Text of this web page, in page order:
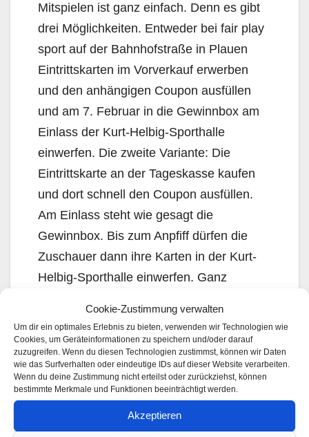
Cookie-Zustimmung verwalten
Um dir ein optimales Erlebnis zu bieten, verwenden wir Technologien wie
Cookies, um Geräteinformationen zu speichern und/oder darauf
zuzugreifen. Wenn du diesen Technologien zustimmst, können wir Daten
wie das Surfverhalten oder eindeutige IDs auf dieser Website verarbeiten.
Wenn du deine Zustimmung nicht erteilst oder zurückziehst, können
bestimmte Merkmale und Funktionen beeinträchtigt werden.
Akzeptieren
Mitspielen ist ganz einfach. Denn es gibt
drei Möglichkeiten. Entweder bei fair play
sport auf der Bahnhofstraße in Plauen
Eintrittskarten im Vorverkauf erwerben
und den anhängigen Coupon ausfüllen
und am 7. Februar in die Gewinnbox am
Einlass der Kurt-Helbig-Sporthalle
einwerfen. Die zweite Variante: Die
Eintrittskarte an der Tageskasse kaufen
und dort schnell den Coupon ausfüllen.
Am Einlass steht wie gesagt die
Gewinnbox. Bis zum Anpfiff dürfen die
Zuschauer dann ihre Karten in der Kurt-
Helbig-Sporthalle einwerfen. Ganz
www.stadtwerke-strom-
plauen.de
Wer darf mitmachen?
Abstimmen dürfen alle Fußballfreunde. Es
ist weder eine Vereinsmitgliedschaft nötig,